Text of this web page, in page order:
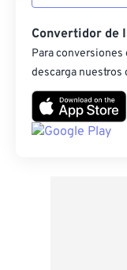
Convertidor de
Para
descarga